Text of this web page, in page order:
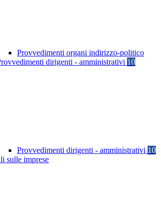
Provvedimenti organi indirizzo-politico
dirigenti - amministrativi 10
Provvedimenti dirigenti - amministrativi 10
sulle imprese